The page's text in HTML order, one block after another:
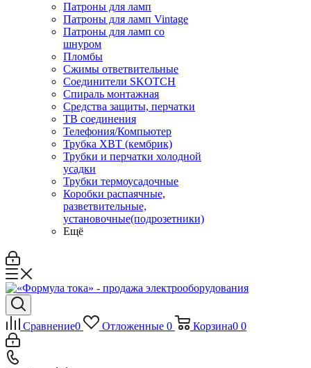
Патроны для ламп
Патроны для ламп Vintage
Патроны для ламп со
шнуром
Пломбы
Сжимы ответвительные
Соединители SKOTCH
Спираль монтажная
Средства защиты, перчатки
ТВ соединения
Телефония/Компьютер
Трубка ХВТ (кембрик)
Трубки и перчатки холодной
усадки
Трубки термоусадочные
Коробки распаячные,
разветвительные,
установочные(подрозетники)
Ещё
Сравнение0 Отложенные 0 Корзина0 0